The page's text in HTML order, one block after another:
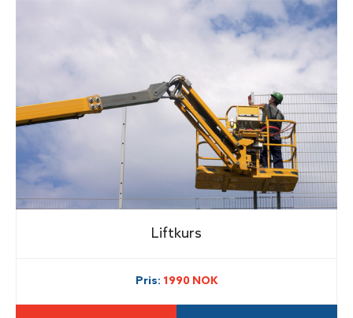
Liftkurs
Pris: 1990 NOK